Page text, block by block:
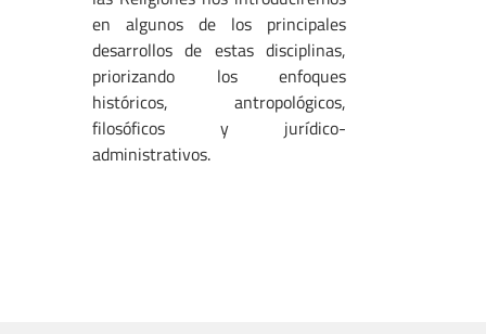
en algunos de los principales
desarrollos de estas disciplinas,
priorizando los enfoques
históricos, antropológicos,
filosóficos y jurídico-
administrativos.